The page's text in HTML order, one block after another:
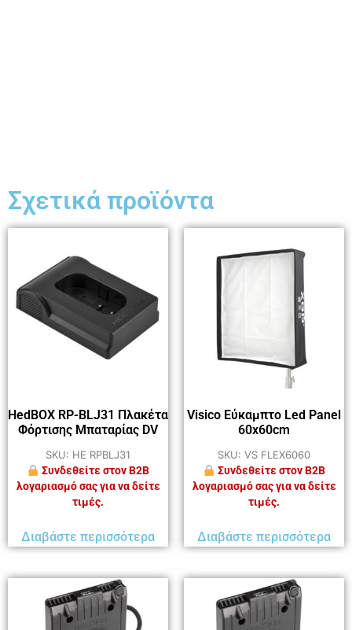
Σχετικά προϊόντα
HedBOX RP-BLJ31 Πλακέτα
Φόρτισης Μπαταρίας DV
SKU: HE RPBLJ31
Συνδεθείτε στον B2B
λογαριασμό σας για να δείτε
τιμές.
Διαβάστε περισσότερα
Visico Εύκαμπτο Led Panel
60x60cm
SKU: VS FLEX6060
Συνδεθείτε στον B2B
λογαριασμό σας για να δείτε
τιμές.
Διαβάστε περισσότερα